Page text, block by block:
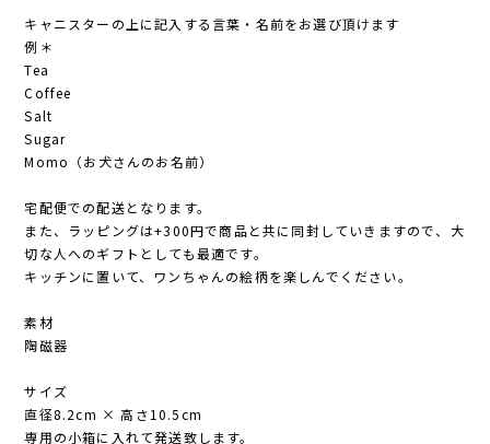
キャニスターの上に記入する言葉・名前をお選び頂けます
例＊
Tea
Coffee
Salt
Sugar
Momo（お犬さんのお名前）
宅配便での配送となります。
また、ラッピングは+300円で商品と共に同封していきますので、大
切な人へのギフトとしても最適です。
キッチンに置いて、ワンちゃんの絵柄を楽しんでください。
素材
陶磁器
サイズ
直径8.2cm × 高さ10.5cm
専用の小箱に入れて発送致します。